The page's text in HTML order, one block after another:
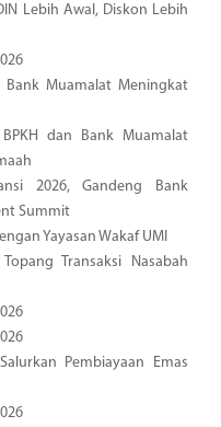
Lebih Awal, Diskon Lebih
Bank Muamalat Meningkat
dan Bank Muamalat
2026, Gandeng Bank
Summit
Yayasan Wakaf UMI
Transaksi Nasabah
Pembiayaan Emas